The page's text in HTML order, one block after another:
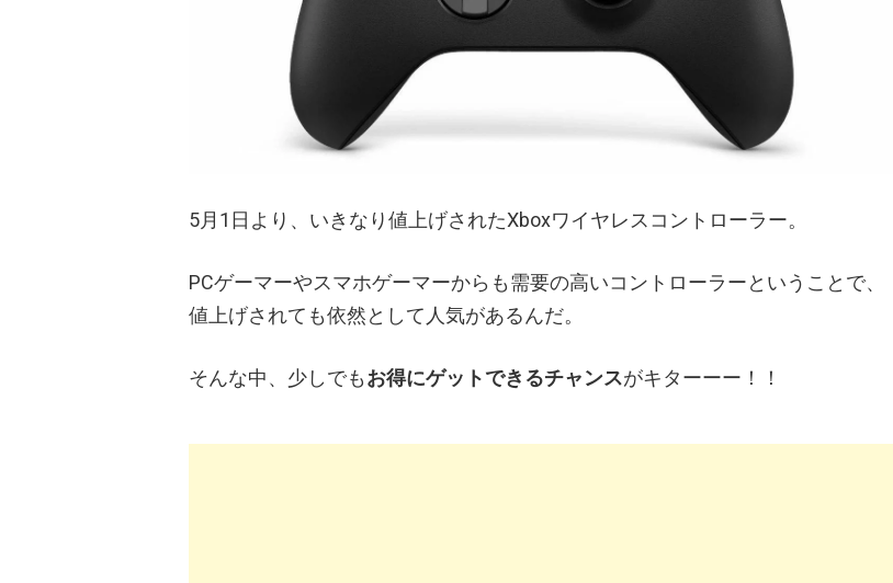
5月1日より、いきなり値上げされたXboxワイヤレスコントローラー。
PCゲーマーやスマホゲーマーからも需要の高いコントローラーということで、
値上げされても依然として人気があるんだ。
そんな中、少しでもお得にゲットできるチャンスがキターーー！！